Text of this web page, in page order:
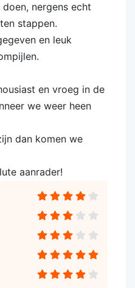
nergens echt
stappen.
en leuk
en vroeg in de
we weer heen
dan komen we
aanrader!